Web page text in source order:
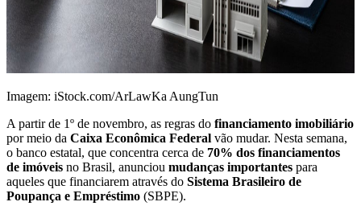
Imagem: iStock.com/ArLawKa AungTun
A partir de 1º de novembro, as regras do financiamento imobiliário
por meio da Caixa Econômica Federal vão mudar. Nesta semana,
o banco estatal, que concentra cerca de 70% dos financiamentos
de imóveis no Brasil, anunciou mudanças importantes para
aqueles que financiarem através do Sistema Brasileiro de
Poupança e Empréstimo (SBPE).